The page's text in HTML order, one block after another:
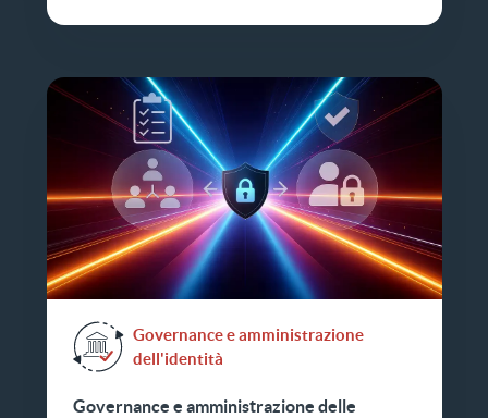
Governance e amministrazione
dell'identità
Governance e amministrazione delle